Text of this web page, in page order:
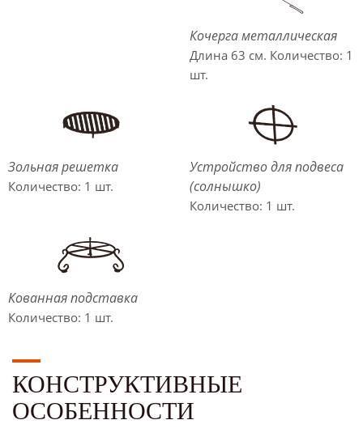
Кочерга металлическая
Длина 63 см. Количество: 1
шт.
Зольная решетка
Количество: 1 шт.
Устройство для подвеса
(солнышко)
Количество: 1 шт.
Кованная подставка
Количество: 1 шт.
КОНСТРУКТИВНЫЕ
ОСОБЕННОСТИ